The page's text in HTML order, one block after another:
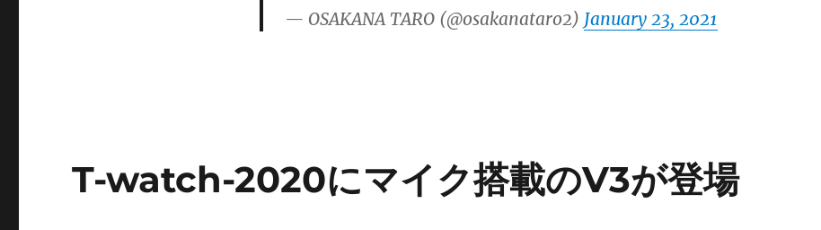
— OSAKANA TARO (@osakanataro2) January 23, 2021
T-watch-2020にマイク搭載のV3が登場